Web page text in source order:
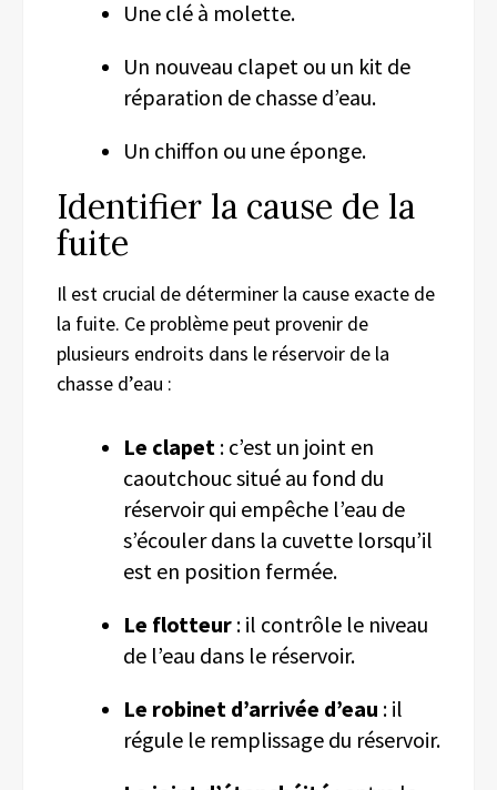
Une clé à molette.
Un nouveau clapet ou un kit de
réparation de chasse d’eau.
Un chiffon ou une éponge.
Identifier la cause de la
fuite
Il est crucial de déterminer la cause exacte de
la fuite. Ce problème peut provenir de
plusieurs endroits dans le réservoir de la
chasse d’eau :
Le clapet : c’est un joint en
caoutchouc situé au fond du
réservoir qui empêche l’eau de
s’écouler dans la cuvette lorsqu’il
est en position fermée.
Le flotteur : il contrôle le niveau
de l’eau dans le réservoir.
Le robinet d’arrivée d’eau : il
régule le remplissage du réservoir.